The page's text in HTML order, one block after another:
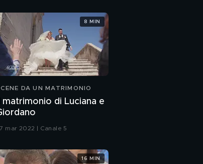
DA UN MATRIMONIO
Il matrimonio di Luciana e
mar 2022 | Canale 5
8 MIN
16 MIN